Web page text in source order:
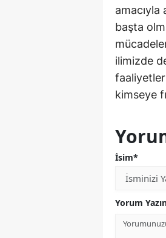
başta
ilimizde
İsim*
Yorum